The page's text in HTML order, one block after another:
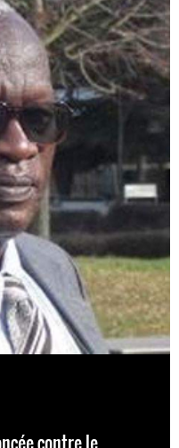
contre le